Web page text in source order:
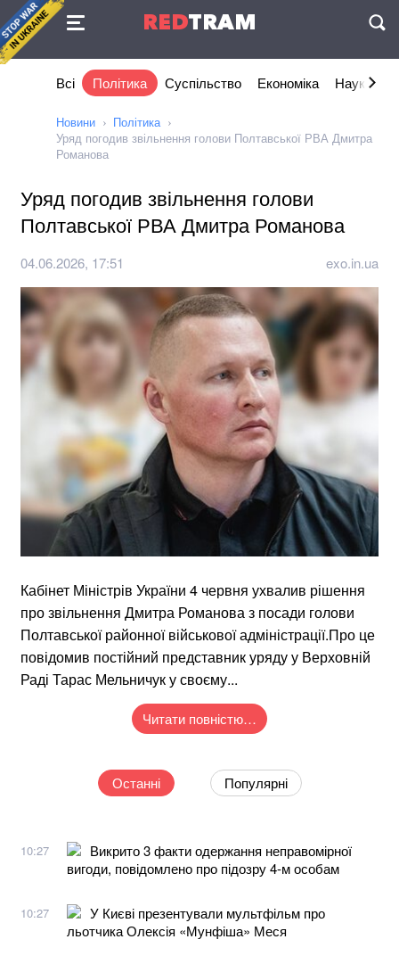
REDTRAM
Угода
Всі Політика Суспільство Економіка Наука та
Новини
Політика
Уряд погодив звільнення голови Полтавської РВА Дмитра
Романова
Уряд погодив звільнення голови
Полтавської РВА Дмитра Романова
04.06.2026, 17:51 exo.in.ua
Кабінет Міністрів України 4 червня ухвалив рішення
про звільнення Дмитра Романова з посади голови
Полтавської районної військової адміністрації.Про це
повідомив постійний представник уряду у Верховній
Раді Тарас Мельничук у своєму...
Читати повністю…
Останні Популярні
10:27
Викрито 3 факти одержання неправомірної
вигоди, повідомлено про підозру 4-м особам
10:27
У Києві презентували мультфільм про
льотчика Олексія «Мунфіша» Меся